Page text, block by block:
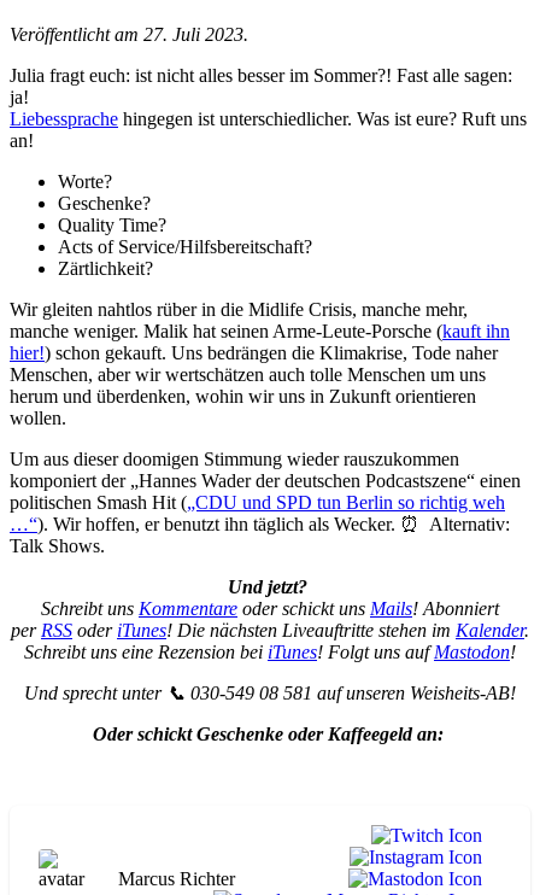
Veröffentlicht am 27. Juli 2023.
Julia fragt euch: ist nicht alles besser im Sommer?! Fast alle sagen:
ja!
Liebessprache hingegen ist unterschiedlicher. Was ist eure? Ruft uns
an!
Worte?
Geschenke?
Quality Time?
Acts of Service/Hilfsbereitschaft?
Zärtlichkeit?
Wir gleiten nahtlos rüber in die Midlife Crisis, manche mehr,
manche weniger. Malik hat seinen Arme-Leute-Porsche (kauft ihn
hier!) schon gekauft. Uns bedrängen die Klimakrise, Tode naher
Menschen, aber wir wertschätzen auch tolle Menschen um uns
herum und überdenken, wohin wir uns in Zukunft orientieren
wollen.
Um aus dieser doomigen Stimmung wieder rauszukommen
komponiert der „Hannes Wader der deutschen Podcastszene“ einen
politischen Smash Hit („CDU und SPD tun Berlin so richtig weh
…“). Wir hoffen, er benutzt ihn täglich als Wecker. ⏰ Alternativ:
Talk Shows.
Und jetzt?
Schreibt uns Kommentare oder schickt uns Mails! Abonniert
per RSS oder iTunes! Die nächsten Liveauftritte stehen im Kalender.
Schreibt uns eine Rezension bei iTunes! Folgt uns aufMastodon!
Und sprecht unter 📞 030-549 08 581 auf unseren Weisheits-AB!
Oder schickt Geschenke oder Kaffeegeld an:
Marcus Richter